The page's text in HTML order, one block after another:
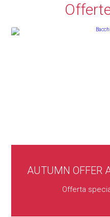
AUTUMN OFFER
Offerta